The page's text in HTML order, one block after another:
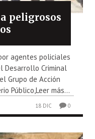
peligrosos
agentes policiales
Desarrollo Criminal
Grupo de Acción
Público,Leer más...
18 DIC 0